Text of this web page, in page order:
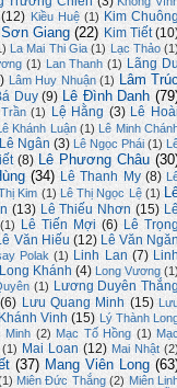
(12) Kiều Huệ (1) Kim
Giang (22) Kim Tiết
La Mai Thi Gia (1) Lạc Thảo
(1) Lan Thanh (1) Lãng
Lâm Huy Nhuận (1) Lâm
Duy (9) Lê Đình Danh
(1) Lệ Hằng (3) Lê
Khánh Luận (1) Lê Minh
Lê Ngân (3) Lê Ngọc Phái (1)
(8) Lê Phương Châu
(34) Lê Thanh My (8)
Kim (1) Lê Thị Ngọc Lệ (1)
(13) Lê Thiếu Nhơn (15)
(1) Lê Tiến Mợi (6) Lê
Văn Hiếu (12) Lê Văn
Polak (1) Linh Lan (7)
Long Khánh (4) Long Vương
(1) Lương Duyên
(6) Lưu Quang Minh (15)
Vinh (15) Lý Thành
Minh (2) Mạc Tố Hồng (1)
(1) Mai Loan (12) Mai Nhật
(37) Mang Viên Long
Miên Đức Thắng (2) Miên